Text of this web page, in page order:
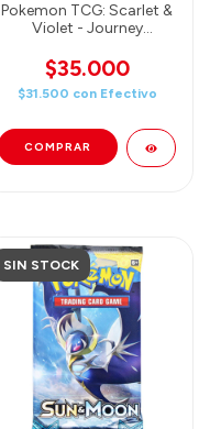
Pokemon TCG: Scarlet &
Violet - Journey
Expansion Pack (1
booster)
$35.000
$31.500 con Efectivo
SIN STOCK